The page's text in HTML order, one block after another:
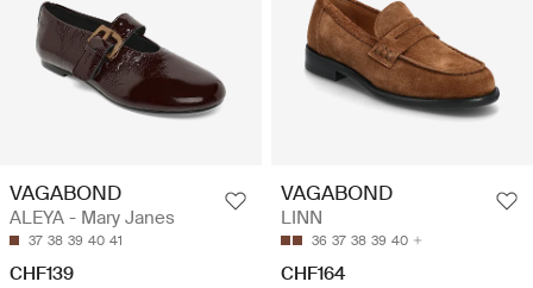
VAGABOND
ALEYA - Mary Janes
37 38 39 40 41
CHF139
VAGABOND
LINN
36 37 38 39 40
CHF164